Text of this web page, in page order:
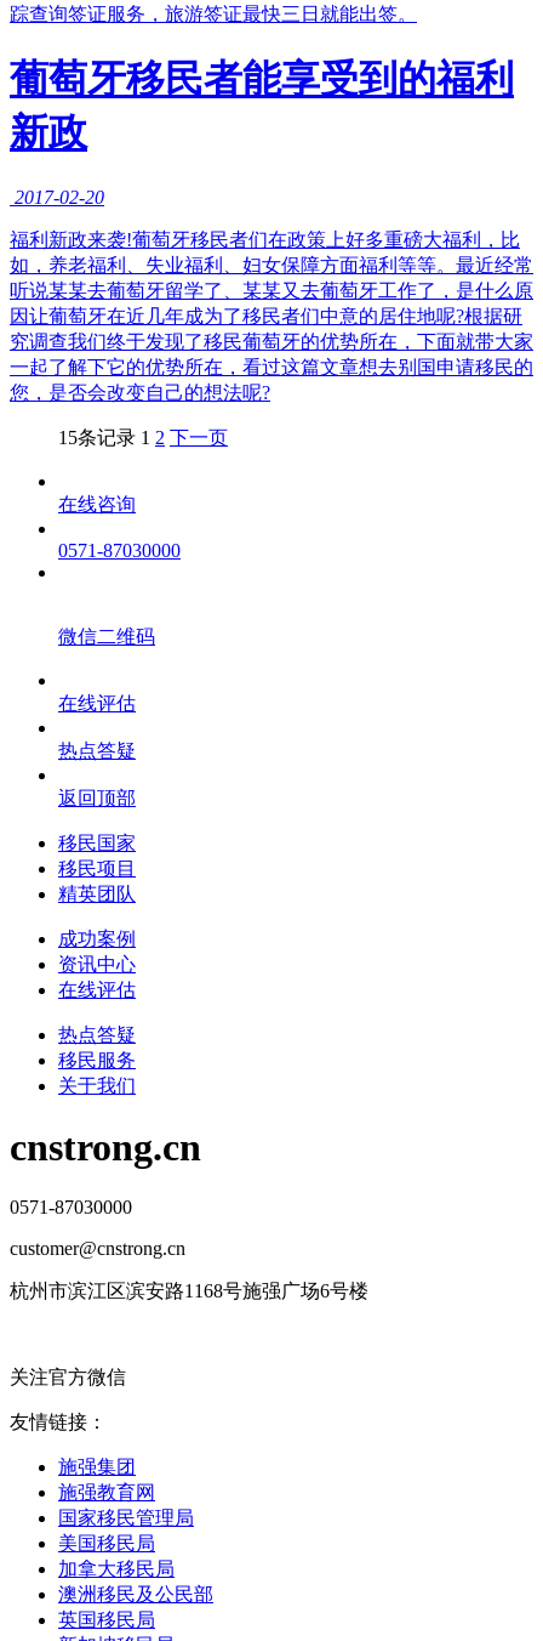
踪查询签证服务，旅游签证最快三日就能出签。
葡萄牙移民者能享受到的福利
新政
2017-02-20
福利新政来袭!葡萄牙移民者们在政策上好多重磅大福利，比
如，养老福利、失业福利、妇女保障方面福利等等。最近经常
听说某某去葡萄牙留学了、某某又去葡萄牙工作了，是什么原
因让葡萄牙在近几年成为了移民者们中意的居住地呢?根据研
究调查我们终于发现了移民葡萄牙的优势所在，下面就带大家
一起了解下它的优势所在，看过这篇文章想去别国申请移民的
您，是否会改变自己的想法呢?
15条记录 1 2 下一页
在线咨询
0571-87030000
微信二维码
在线评估
热点答疑
返回顶部
移民国家
移民项目
精英团队
成功案例
资讯中心
在线评估
热点答疑
移民服务
关于我们
cnstrong.cn
0571-87030000
customer@cnstrong.cn
杭州市滨江区滨安路1168号施强广场6号楼
关注官方微信
友情链接：
施强集团
施强教育网
国家移民管理局
美国移民局
加拿大移民局
澳洲移民及公民部
英国移民局